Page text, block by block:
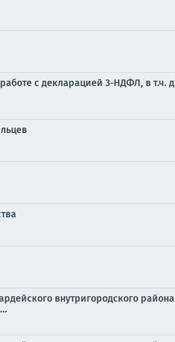
с декларацией 3-НДФЛ, в т.ч.
внутригородского района